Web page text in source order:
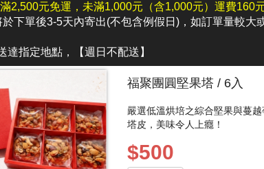
2,500元免運，未滿1,000元（含1,000元）運費160
於下單後3-5天內寄出(不包含例假日)，如訂單量較
達指定地點，【週日不配送】
福聚團圓堅果塔 / 6入
嚴選低溫烘培之綜合堅果與蔓
塔皮，美味令人上癮！
$500